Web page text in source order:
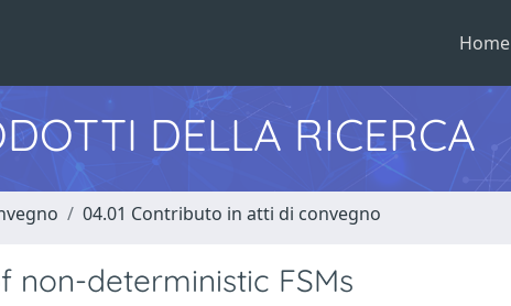
Home
DELLA RICERCA
04.01 Contributo in atti di convegno
non-deterministic FSMs